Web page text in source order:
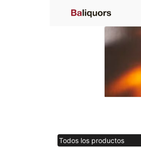
Todos los productos